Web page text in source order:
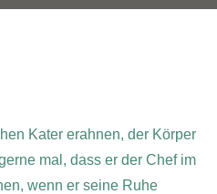
Kater erahnen, der Körper
mal, dass er der Chef im
wenn er seine Ruhe